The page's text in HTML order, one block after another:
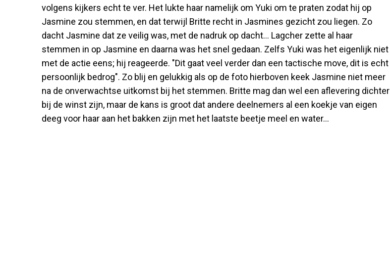
volgens kijkers echt te ver. Het lukte haar namelijk om Yuki om te praten zodat hij op
Jasmine zou stemmen, en dat terwijl Britte recht in Jasmines gezicht zou liegen. Zo
dacht Jasmine dat ze veilig was, met de nadruk op dacht... Lagcher zette al haar
stemmen in op Jasmine en daarna was het snel gedaan. Zelfs Yuki was het eigenlijk niet
met de actie eens; hij reageerde. "Dit gaat veel verder dan een tactische move, dit is echt
persoonlijk bedrog". Zo blij en gelukkig als op de foto hierboven keek Jasmine niet meer
na de onverwachtse uitkomst bij het stemmen. Britte mag dan wel een aflevering dichter
bij de winst zijn, maar de kans is groot dat andere deelnemers al een koekje van eigen
deeg voor haar aan het bakken zijn met het laatste beetje meel en water...